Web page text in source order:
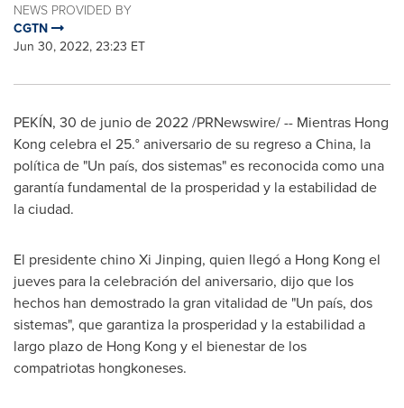
NEWS PROVIDED BY
CGTN
Jun 30, 2022, 23:23 ET
PEKÍN, 30 de junio de 2022/PRNewswire/ -- Mientras Hong
Kong celebra el 25.° aniversario de su regreso aChina, la
política de "Un país, dos sistemas" es reconocida como una
garantía fundamental de la prosperidad y la estabilidad de
la ciudad.
El presidente chino Xi Jinping, quien llegó a Hong Kong el
jueves para la celebración del aniversario, dijo que los
hechos han demostrado la gran vitalidad de "Un país, dos
sistemas", que garantiza la prosperidad y la estabilidad a
largo plazo de Hong Kong y el bienestar de los
compatriotas hongkoneses.